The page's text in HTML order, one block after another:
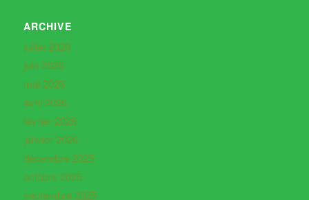
ARCHIVE
juillet 2026
juin 2026
mai 2026
avril 2026
février 2026
janvier 2026
décembre 2025
octobre 2025
septembre 2025